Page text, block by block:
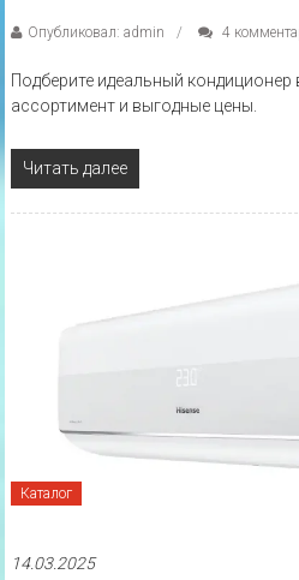
Опубликовал: admin 4
Подберите идеальный
ассортимент и выгодные цены.
Читать далее
Каталог
14.03.2025